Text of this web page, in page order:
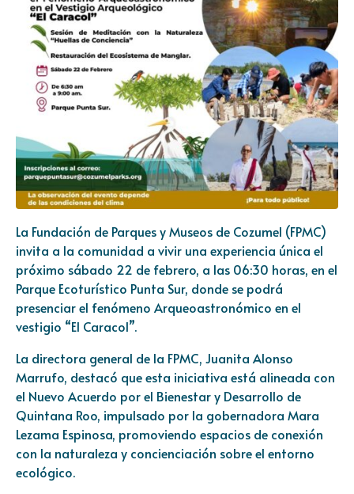
La Fundación de Parques y Museos de Cozumel (FPMC)
invita a la comunidad a vivir una experiencia única el
próximo sábado 22 de febrero, a las 06:30 horas, en el
Parque Ecoturístico Punta Sur, donde se podrá
presenciar el fenómeno Arqueoastronómico en el
vestigio “El Caracol”.
La directora general de la FPMC, Juanita Alonso
Marrufo, destacó que esta iniciativa está alineada con
el Nuevo Acuerdo por el Bienestar y Desarrollo de
Quintana Roo, impulsado por la gobernadora Mara
Lezama Espinosa, promoviendo espacios de conexión
con la naturaleza y concienciación sobre el entorno
ecológico.